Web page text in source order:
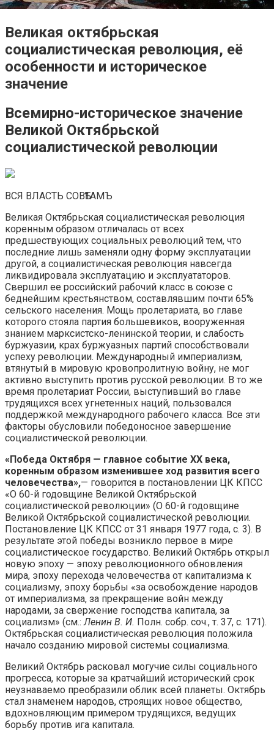
Великая октябрьская
социалистическая революция, её
особенности и историческое
значение
Всемирно-историческое значение
Великой Октябрьской
социалистической революции
ВСЯ ВЛАСТЬ СОВѢТАМЪ
Великая Октябрьская социалистическая революция
коренным образом отличалась от всех
предшествующих социальных революций тем, что
последние лишь заменяли одну форму эксплуатации
другой, а социалистическая революция навсегда
ликвидировала эксплуатацию и эксплуататоров.
Свершил ее российский рабочий класс в союзе с
беднейшим крестьянством, составлявшим почти 65%
сельского населения. Мощь пролетариата, во главе
которого стояла партия большевиков, вооруженная
знанием марксистско-ленинской теории, и слабость
буржуазии, крах буржуазных партий способствовали
успеху революции. Международный империализм,
втянутый в мировую кровопролитную войну, не мог
активно выступить против русской революции. В то же
время пролетариат России, выступивший во главе
трудящихся всех угнетенных наций, пользовался
поддержкой международного рабочего класса. Все эти
факторы обусловили победоносное завершение
социалистической революции.
«Победа Октября — главное событие XX века,
коренным образом изменившее ход развития всего
человечества»,— говорится в постановлении ЦК КПСС
«О 60-й годовщине Великой Октябрьской
социалистической революции» (О 60-й годовщине
Великой Октябрьской социалистической революции.
Постановление ЦК КПСС от 31 января 1977 года, с. 3). В
результате этой победы возникло первое в мире
социалистическое государство. Великий Октябрь открыл
новую эпоху — эпоху революционного обновления
мира, эпоху перехода человечества от капитализма к
социализму, эпоху борьбы «за освобождение народов
от империализма, за прекращение войн между
народами, за свержение господства капитала, за
социализм» (см.: Ленин В. И. Полн. собр. соч., т. 37, с. 171).
Октябрьская социалистическая революция положила
начало созданию мировой системы социализма.
Великий Октябрь расковал могучие силы социального
прогресса, которые за кратчайший исторический срок
неузнаваемо преобразили облик всей планеты. Октябрь
стал знаменем народов, строящих новое общество,
вдохновляющим примером трудящихся, ведущих
борьбу против ига капитала.